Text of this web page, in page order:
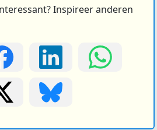
Inspireer anderen